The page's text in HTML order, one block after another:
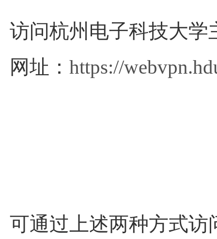
访问杭州电子科技大
网址： https://
可通过上述两种方式